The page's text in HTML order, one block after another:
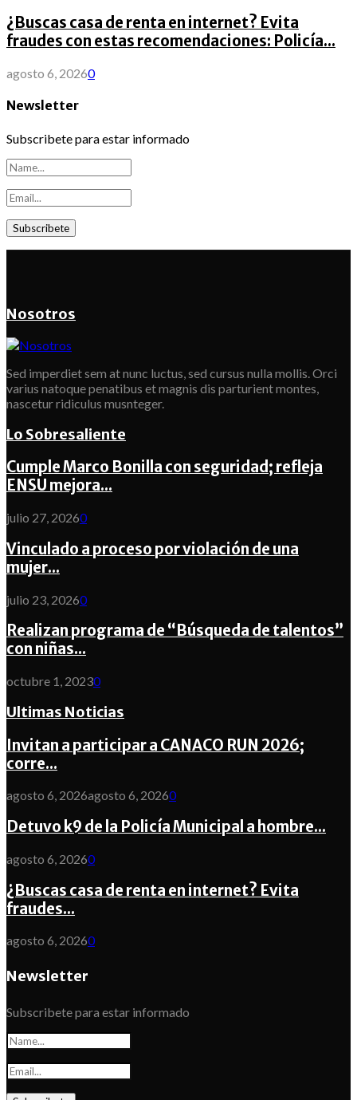
¿Buscas casa de renta en internet? Evita
fraudes con estas recomendaciones: Policía...
agosto 6, 20260
Newsletter
Subscribete para estar informado
Nosotros
Sed imperdiet sem at nunc luctus, sed cursus nulla mollis. Orci
varius natoque penatibus et magnis dis parturient montes,
nascetur ridiculus musnteger.
Lo Sobresaliente
Cumple Marco Bonilla con seguridad; refleja
ENSU mejora...
julio 27, 20260
Vinculado a proceso por violación de una
mujer...
julio 23, 20260
Realizan programa de “Búsqueda de talentos”
con niñas...
octubre 1, 20230
Ultimas Noticias
Invitan a participar a CANACO RUN 2026;
corre...
agosto 6, 2026agosto 6, 20260
Detuvo k9 de la Policía Municipal a hombre...
agosto 6, 20260
¿Buscas casa de renta en internet? Evita
fraudes...
agosto 6, 20260
Newsletter
Subscribete para estar informado